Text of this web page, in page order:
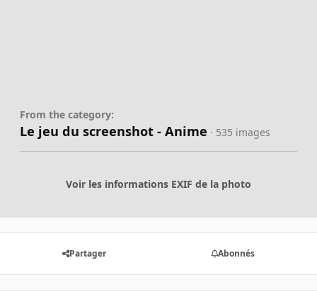
From the category:
Le jeu du screenshot - Anime · 535 images
Voir les informations EXIF de la photo
Partager Abonnés